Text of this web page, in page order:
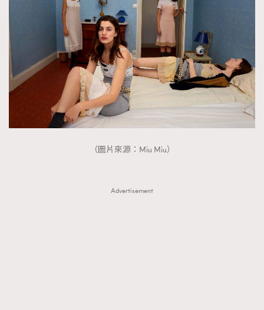
（圖片來源：Miu Miu）
Advertisement